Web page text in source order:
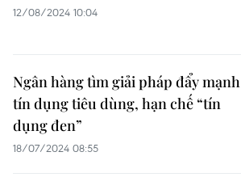
12/08/2024 10:04
Ngân hàng tìm giải pháp đẩy mạnh
tín dụng tiêu dùng, hạn chế “tín
dụng đen”
18/07/2024 08:55